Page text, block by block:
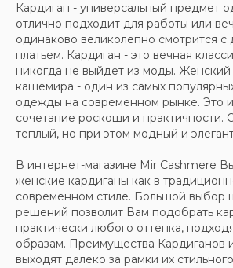
Кардиган - универсальный предмет
отлично подходит для работы или
одинаково великолепно смотрится
платьем. Кардиган - это вечная
никогда не выйдет из моды. Женский
кашемира - один из самых
одежды на современном рынке. Это
сочетание роскоши и практичности.
теплый, но при этом модный и
В интернет-магазине Mir Cashmere
женские кардиганы как в
современном стиле. Большой выбор
решений позволит Вам подобрать
практически любого оттенка,
образам. Преимущества Кардиганов
выходят далеко за рамки их